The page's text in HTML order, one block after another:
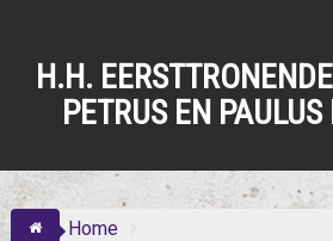
H.H.
PETRUS EN
Home